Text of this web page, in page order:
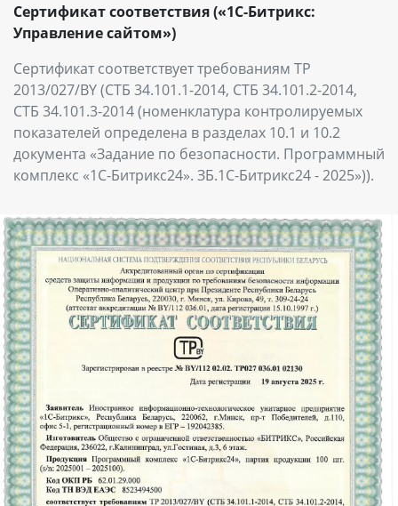
Сертификат соответствия («1С-Битрикс:
Управление сайтом»)
Сертификат соответствует требованиям ТР
2013/027/BY (СТБ 34.101.1-2014, СТБ 34.101.2-2014,
СТБ 34.101.3-2014 (номенклатура контролируемых
показателей определена в разделах 10.1 и 10.2
документа «Задание по безопасности. Программный
комплекс «1С-Битрикс24». ЗБ.1С-Битрикс24 - 2025»)).